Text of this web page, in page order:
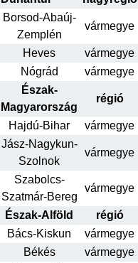
Borsod-Abaúj-
Zemplén
vármegye
Heves vármegye
Nógrád
vármegye
Észak-
Magyarország
régió
Hajdú-Bihar vármegye
Jász-Nagykun-
Szolnok
vármegye
Szabolcs-
Szatmár-Bereg
vármegye
Észak-Alföld régió
Bács-Kiskun
vármegye
Békés
vármegye